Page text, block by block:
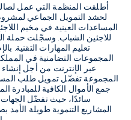
أطلقت المنظمة التي عمل
لحشد التمويل الجماعي
المساعدات العينية في مخيم
للاجئين الشباب. وسجّلت حملة
تعليم المهارات
المجموعات التضامنية في
عبر الإنترنت من أجل إنشاء
المجموعة تفضّل تمويل طلب
جمع الأموال الكافية للمبادرة
سائدًا، حيث تفضّل الجهات
المشاريع التنموية طويلة